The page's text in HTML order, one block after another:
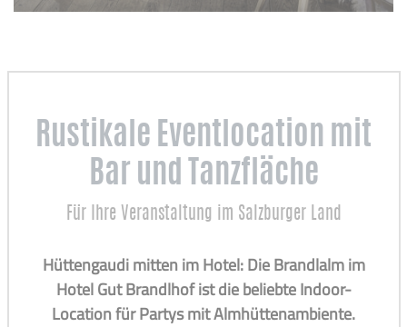
Rustikale Eventlocation mit
Bar und Tanzfläche
Für Ihre Veranstaltung im Salzburger Land
Hüttengaudi mitten im Hotel: Die Brandlalm im
Hotel Gut Brandlhof ist die beliebte Indoor-
Location für Partys mit Almhüttenambiente.